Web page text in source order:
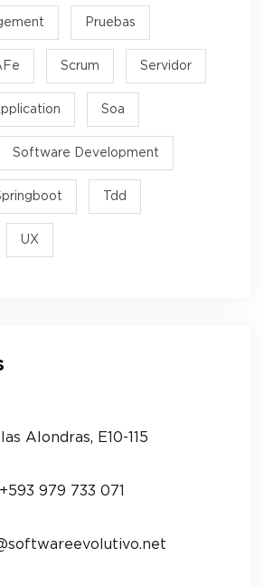
Pruebas
Scrum Servidor
Soa
Software Development
Tdd
UX
Alondras, E10-115
+593 979 733 071